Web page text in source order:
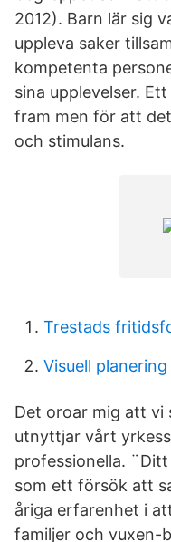
2012). Barn lär sig
uppleva saker
kompetenta
sina upplevelser.
fram men för att
och stimulans.
Trestads
Visuell planering
Det oroar mig att vi
utnyttjar vårt
professionella.
som ett försök att
åriga erfarenhet i
familjer och vuxen-